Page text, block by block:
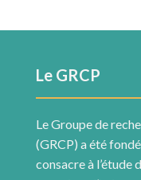
Le GRCP
Le Groupe de
(GRCP) a été
consacre à